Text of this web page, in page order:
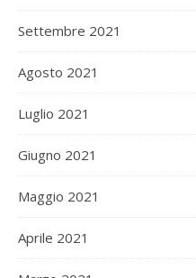
Settembre 2021
Agosto 2021
Luglio 2021
Giugno 2021
Maggio 2021
Aprile 2021